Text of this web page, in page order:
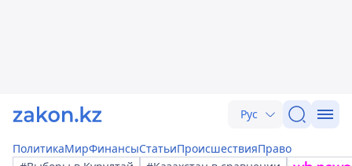
Рус
ПолитикаМирФинансыСтатьиПроисшествияПраво